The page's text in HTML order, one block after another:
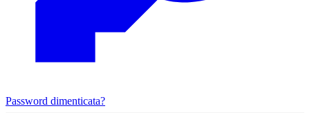
Password dimenticata?